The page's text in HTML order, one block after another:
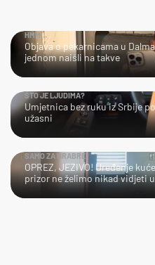
HMM…
Objava o pekarnicama u
jednom naišli na takve
ŠTO JE LJUDIMA?
Umjetnica bez ruku iz Srbije
užasni
SAMO ZA HRABRE
OPREZ, JEZIVO! Uređenje
prizor ne želimo nikad vidjeti